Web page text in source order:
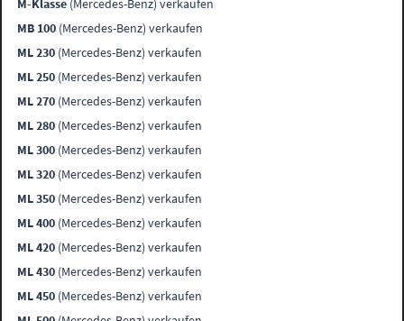
M-Klasse (Mercedes-Benz) verkaufen
MB 100 (Mercedes-Benz) verkaufen
ML 230 (Mercedes-Benz) verkaufen
ML 250 (Mercedes-Benz) verkaufen
ML 270 (Mercedes-Benz) verkaufen
ML 280 (Mercedes-Benz) verkaufen
ML 300 (Mercedes-Benz) verkaufen
ML 320 (Mercedes-Benz) verkaufen
ML 350 (Mercedes-Benz) verkaufen
ML 400 (Mercedes-Benz) verkaufen
ML 420 (Mercedes-Benz) verkaufen
ML 430 (Mercedes-Benz) verkaufen
ML 450 (Mercedes-Benz) verkaufen